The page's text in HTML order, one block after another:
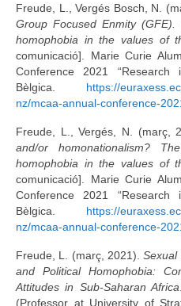
Freude, L., Vergés Bosch, N.
Group Focused Enmity
homophobia in the values of
comunicació]. Marie Curie
Conference 2021
Bèlgica. https://
nz/mcaa-annual-conference-
Freude, L., Vergés, N. (març,
and/or homonationalism?
homophobia in the values of
comunicació]. Marie Curie
Conference 2021
Bèlgica. https://
nz/mcaa-annual-conference-
Freude, L. (març, 2021).Sexual
and Political Homophobia:
Attitudes in Sub-Saharan Africa
(Professor at University of